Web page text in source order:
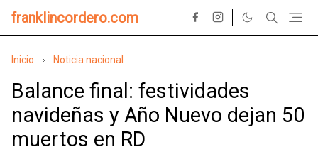
franklincordero.com
Inicio Noticia nacional
Balance final: festividades
navideñas y Año Nuevo dejan 50
muertos en RD